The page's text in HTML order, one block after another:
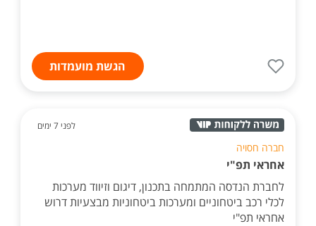
הגשת מועמדות
לפני 7 ימים
חברה חסויה
אחראי תפ"י
לחברת הנדסה המתמחה בתכנון, דיגום וזיווד מערכות
לכלי רכב ביטחוניים ומערכות ביטחוניות מבצעיות דרוש
אחראי תפ"י